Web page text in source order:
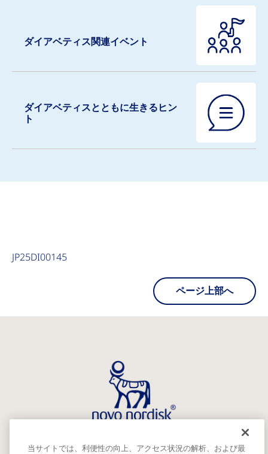
ダイアベティス関連イベント
ダイアベティスとともに生きるヒン
ト
JP25DI00145
ページ上部へ
当サイトでは、利便性の向上、アクセス状況の解析、および最